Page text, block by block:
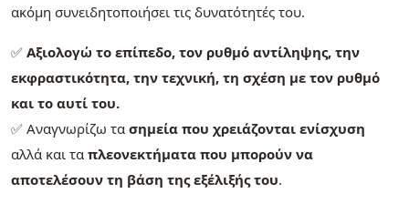
ακόμη συνειδητοποιήσει τις δυνατότητές του.
✅ Αξιολογώ το επίπεδο, τον ρυθμό αντίληψης, την
εκφραστικότητα, την τεχνική, τη σχέση με τον ρυθμό
και το αυτί του.
✅ Αναγνωρίζω τα σημεία που χρειάζονται ενίσχυση
αλλά και τα πλεονεκτήματα που μπορούν να
αποτελέσουν τη βάση της εξέλιξής του.